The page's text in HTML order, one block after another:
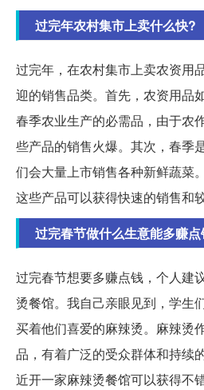
过完年农村集市上卖什么快?
过完年，在农村集市上卖农资用
迎的销售品类。首先，农资用品
春季农业生产的必需品，由于农
些产品的销售火爆。其次，春季
们会大量上市销售各种新鲜蔬菜
这些产品可以获得快速的销售和
过完春节做什么生意能多赚
过完春节想要多赚点钱，个人建
烫餐馆。我自己亲眼见到，学生
买着他们喜爱的麻辣烫。麻辣烫
品，有着广泛的受众群体和持续
近开一家麻辣烫餐馆可以获得不